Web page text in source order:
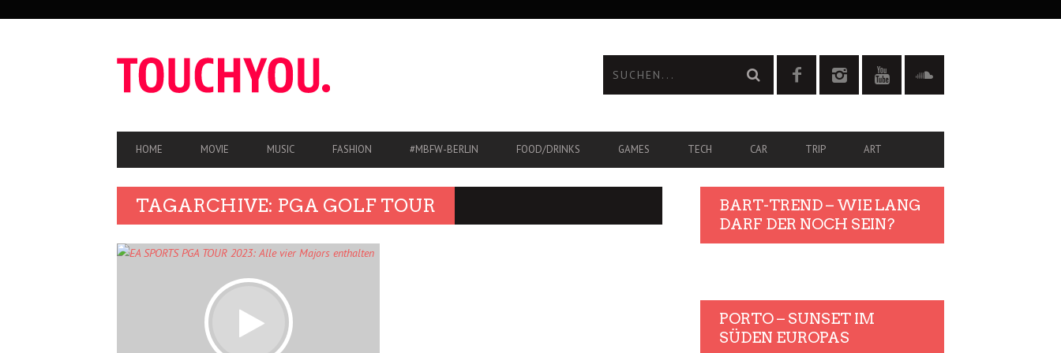
HAUPT-
NAVIGATION
HOME MOVIE MUSIC FASHION #MBFW-BERLIN FOOD/DRINKS GAMES TECH CAR TRIP ART
TAGARCHIVE: PGA GOLF TOUR
BART-TREND – WIE LANG
DARF DER NOCH SEIN?
PORTO – SUNSET IM
SÜDEN EUROPAS